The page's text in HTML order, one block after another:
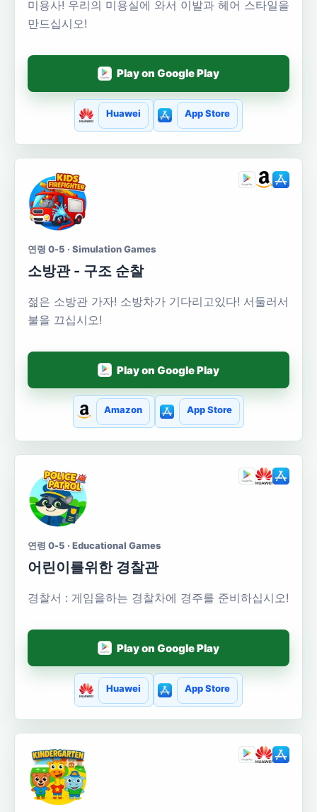
미용사! 우리의 미용실에 와서 이발과 헤어 스타일을
만드십시오!
Play on Google Play
Huawei App Store
연령 0-5 · Simulation Games
소방관 - 구조 순찰
젊은 소방관 가자! 소방차가 기다리고있다! 서둘러서
불을 끄십시오!
Play on Google Play
Amazon App Store
연령 0-5 · Educational Games
어린이를위한 경찰관
경찰서 : 게임을하는 경찰차에 경주를 준비하십시오!
Play on Google Play
Huawei App Store